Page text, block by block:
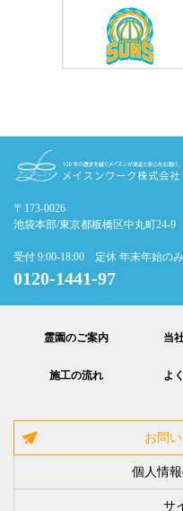
〒173-0026
池袋本部/東京都板橋区中丸町24-
受付 9:00-18:00 定休 年末年始のみ
0120-1441-97
霊園のご案内 当
施工の流れ よ
お問
個人情
サ